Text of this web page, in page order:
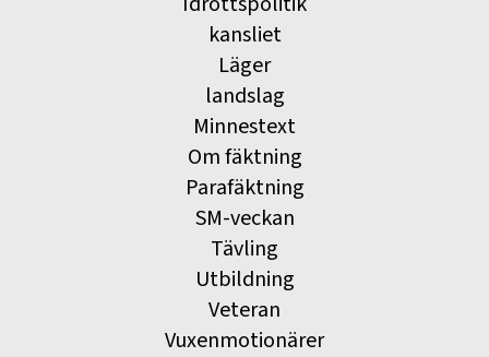
kansliet
Läger
landslag
Minnestext
Om fäktning
Parafäktning
SM-veckan
Tävling
Utbildning
Veteran
Vuxenmotionärer